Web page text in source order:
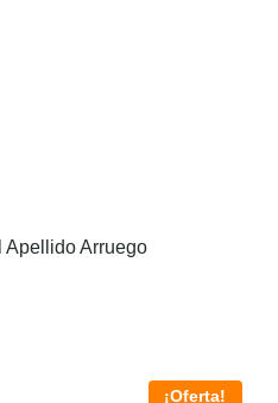
Apellido Arruego
¡Oferta!